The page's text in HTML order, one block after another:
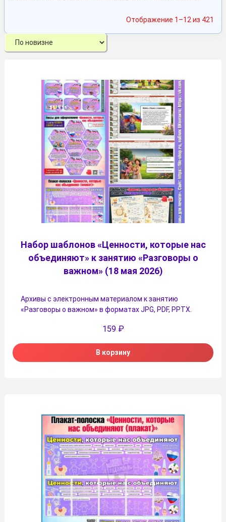
Отображение 1–12 из 421
Набор шаблонов «Ценности, которые нас
объединяют» к занятию «Разговоры о
важном» (18 мая 2026)
Архивы с электронным материалом к занятию
«Разговоры о важном» в форматах JPG, PDF, PPTX.
159 ₽
В корзину